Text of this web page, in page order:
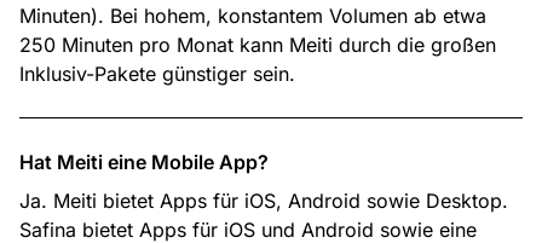
Minuten). Bei hohem, konstantem Volumen ab etwa
250 Minuten pro Monat kann Meiti durch die großen
Inklusiv-Pakete günstiger sein.
Hat Meiti eine Mobile App?
Ja. Meiti bietet Apps für iOS, Android sowie Desktop.
Safina bietet Apps für iOS und Android sowie eine